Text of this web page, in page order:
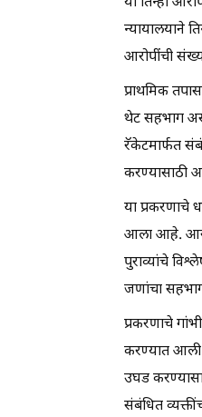
न्यायालयाने
आरोपींची
प्राथमिक
थेट सहभाग
रॅकेटमार्फत
करण्यासाठी
या प्रकरणाचे
आला आहे.
पुराव्यांचे
जणांचा
प्रकरणाचे
करण्यात आली
उघड
संबंधित